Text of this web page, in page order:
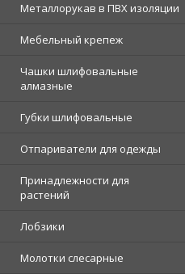
Металлорукав в ПВХ изоляции
Мебельный крепеж
Чашки шлифовальные
алмазные
Губки шлифовальные
Отпариватели для одежды
Принадлежности для
растений
Лобзики
Молотки слесарные